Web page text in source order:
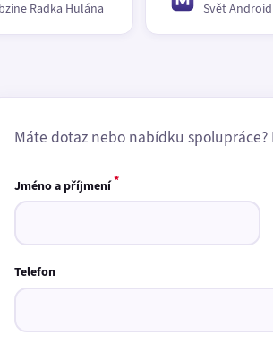
Radka Hulána Svět
Máte dotaz nebo nabídku spolupráce?
Jméno a příjmení*
Telefon